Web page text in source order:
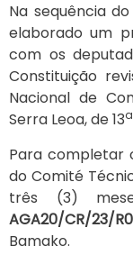
Na sequência
elaborado um
com os
Constituição
Nacional de
Serra Leoa, de 13a
Para completar
do Comité
três (3)
AGA20/CR/23/
Bamako.